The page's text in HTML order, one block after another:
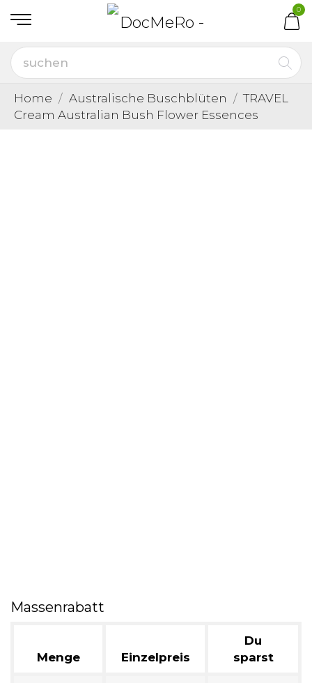
0
Home Australische Buschblüten
TRAVEL
Cream Australian Bush Flower Essences
Massenrabatt
Menge Einzelpreis
Du
sparst